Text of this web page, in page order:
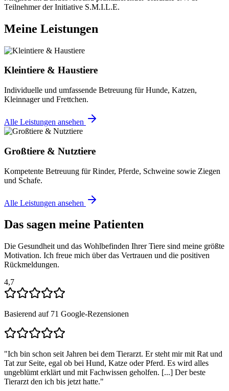
Teilnehmer der Initiative S.M.I.L.E.
Meine Leistungen
Kleintiere & Haustiere
Individuelle und umfassende Betreuung für Hunde, Katzen,
Kleinnager und Frettchen.
Alle Leistungen ansehen
Großtiere & Nutztiere
Kompetente Betreuung für Rinder, Pferde, Schweine sowie Ziegen
und Schafe.
Alle Leistungen ansehen
Das sagen meine Patienten
Die Gesundheit und das Wohlbefinden Ihrer Tiere sind meine größte
Motivation. Ich freue mich über das Vertrauen und die positiven
Rückmeldungen.
4,7
Basierend auf 71 Google-Rezensionen
"Ich bin schon seit Jahren bei dem Tierarzt. Er steht mir mit Rat und
Tat zur Seite, egal ob bei Hund, Katze oder Pferd. Es wird alles
ungeblümt erklärt und mit Fachwissen geholfen. [...] Der beste
Tierarzt den ich bis jetzt hatte."